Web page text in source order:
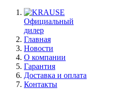
Официальный
дилер
Главная
Новости
О компании
Гарантия
Доставка и оплата
Контакты